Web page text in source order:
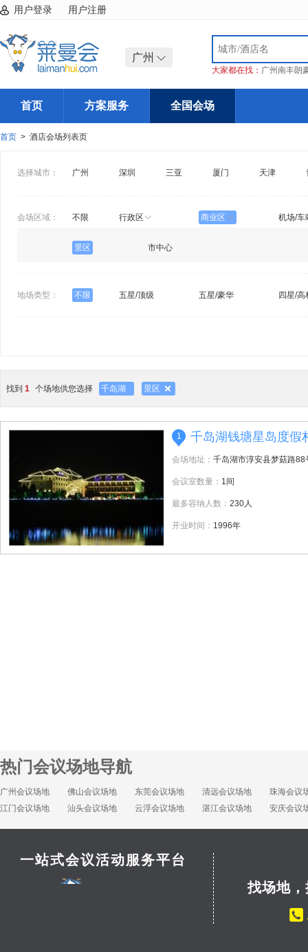
用户登录 用户注册
广州
大家都在找： 广州南丰朗
首页 方案服务 全国会场
首页 > 酒店会场列表页
选择城市： 广州 深圳 三亚 厦门 天津
会场区域： 不限 行政区 商业区 机场/车
景区 市中心
地场类型： 不限 五星/顶级 五星/豪华 四星/高
找到 1 个场地供您选择 千岛湖 景区
1 千岛湖钱塘星岛度假
会场地址： 千岛湖市淳安县梦菇路88
会议室数量： 1间
最多容纳人数： 230人
开业时间： 1996年
热门会议场地导航
广州会议场地 佛山会议场地 东莞会议场地 清远会议场地
珠海会议
江门会议场地
汕头会议场地 云浮会议场地 湛江会议场地 安庆会议
一站式会议活动服务平台
找场地